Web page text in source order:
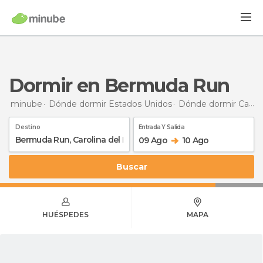
Dormir en Bermuda Run
minube Dónde dormir Estados Unidos Dónde dormir Carolina del Norte
Destino Entrada Y Salida
09 Ago 10 Ago
Buscar
HUÉSPEDES MAPA